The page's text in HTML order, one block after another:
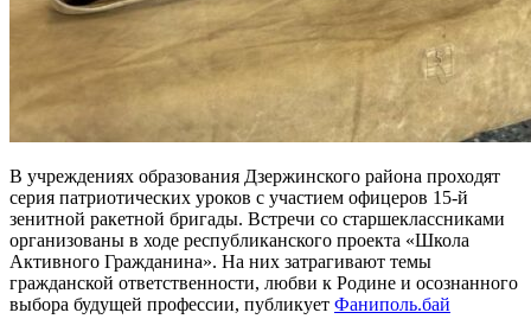
В учреждениях образования Дзержинского района проходят
серия патриотических уроков с участием офицеров 15-й
зенитной ракетной бригады. Встречи со старшеклассниками
организованы в ходе республиканского проекта «Школа
Активного Гражданина». На них затрагивают темы
гражданской ответственности, любви к Родине и осознанного
выбора будущей профессии, публикует Фаниполь.бай